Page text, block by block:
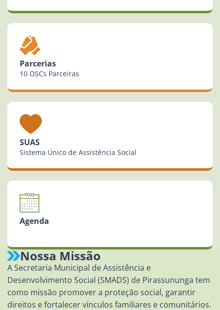
Parcerias
10 OSCs Parceiras
SUAS
Sistema Único de Assistência Social
Agenda
Nossa Missão
A Secretaria Municipal de Assistência e
Desenvolvimento Social (SMADS) de Pirassununga tem
como missão promover a proteção social, garantir
direitos e fortalecer vínculos familiares e comunitários.